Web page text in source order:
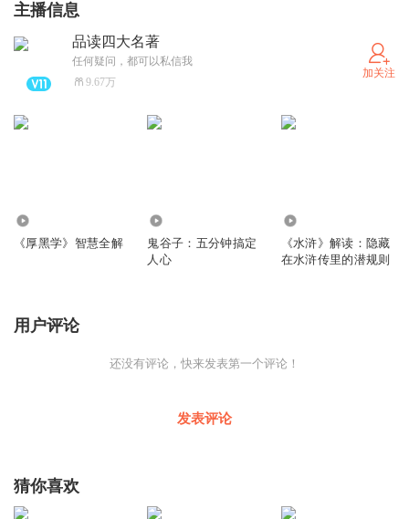
主播信息
品读四大名著
任何疑问，都可以私信我
9.67万
加关注
《厚黑学》智慧全解
鬼谷子：五分钟搞定
人心
《水浒》解读：隐藏
在水浒传里的潜规则
用户评论
还没有评论，快来发表第一个评论！
发表评论
猜你喜欢